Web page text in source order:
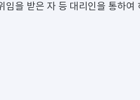
을 받은 자 등 대리인을 통하